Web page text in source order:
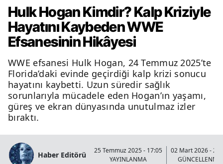
Hulk Hogan Kimdir? Kalp Kriziyle
Hayatını Kaybeden WWE
Efsanesinin Hikâyesi
WWE efsanesi Hulk Hogan, 24 Temmuz 2025’te
Florida’daki evinde geçirdiği kalp krizi sonucu
hayatını kaybetti. Uzun süredir sağlık
sorunlarıyla mücadele eden Hogan’ın yaşamı,
güreş ve ekran dünyasında unutulmaz izler
bıraktı.
Haber Editörü
25 Temmuz 2025 - 17:05
YAYINLANMA
02 Mart 2026 -
GÜNCELLENME